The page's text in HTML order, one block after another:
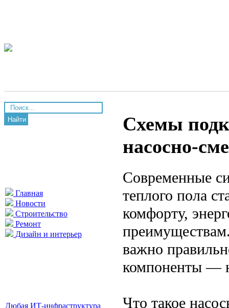
Найти
Главная
Новости
Строительство
Ремонт
Дизайн и интерьер
Любая ИТ-инфраструктура
Схемы
насосно-
Современные
теплого пола
комфорту,
важно
компоненты —
Что такое